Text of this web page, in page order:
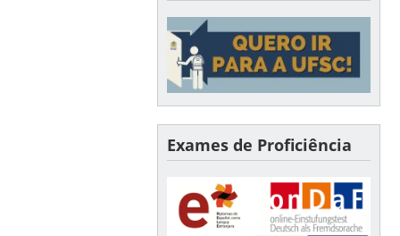
Exames de Proficiência